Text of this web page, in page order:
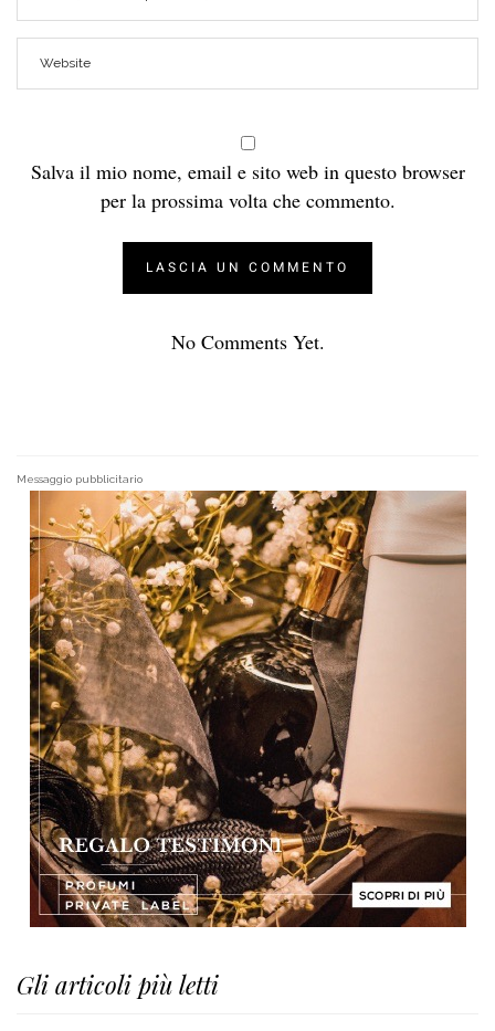
Salva il mio nome, email e sito web in questo browser
per la prossima volta che commento.
No Comments Yet.
Messaggio pubblicitario
Gli articoli più letti